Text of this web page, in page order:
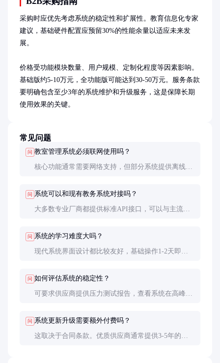
采购时应优先考虑系统的稳定性和扩展性。教育信息化专家
建议，基础硬件配置应预留30%的性能余量以适应未来发
展。
价格受功能模块数量、用户规模、定制化程度等因素影响。
基础版约5-10万元，全功能版可能达到30-50万元。服务条款
要明确包含至少3年的系统维护和升级服务，这是保障长期
使用效果的关键。
常见问题
问 教室管理系统必须联网使用吗？
核心功能通常需要网络支持，但部分系统提供离线模
问 系统可以和现有教务系统对接吗？
大多数专业厂商都提供标准API接口，可以与主流教
问 系统的学习难度大吗？
现代系统界面设计都比较友好，基础操作1-2天即可
问 如何评估系统的稳定性？
可要求供应商提供压力测试报告，查看系统在高峰时
度。
问 系统更新升级需要额外付费吗？
这取决于合同条款。优质供应商通常提供3-5年的免